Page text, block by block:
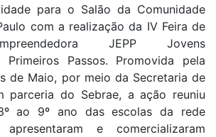
para o Salão da Comunidade
com a realização da IV Feira de
JEPP Jovens
Primeiros Passos. Promovida pela
de Maio, por meio da Secretaria de
parceria do Sebrae, a ação reuniu
ao 9º ano das escolas da rede
e comercializaram